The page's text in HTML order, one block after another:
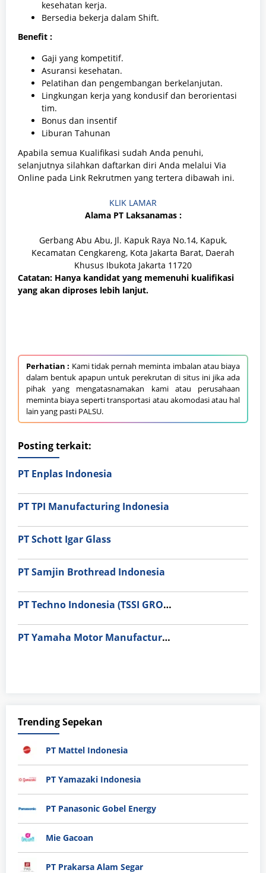
kesehatan kerja.
Bersedia bekerja dalam Shift.
Benefit :
Gaji yang kompetitif.
Asuransi kesehatan.
Pelatihan dan pengembangan berkelanjutan.
Lingkungan kerja yang kondusif dan berorientasi
tim.
Bonus dan insentif
Liburan Tahunan
Apabila semua Kualifikasi sudah Anda penuhi,
selanjutnya silahkan daftarkan diri Anda melalui Via
Online pada Link Rekrutmen yang tertera dibawah ini.
KLIK LAMAR
Alama PT Laksanamas :
Gerbang Abu Abu, Jl. Kapuk Raya No.14, Kapuk,
Kecamatan Cengkareng, Kota Jakarta Barat, Daerah
Khusus Ibukota Jakarta 11720
Catatan: Hanya kandidat yang memenuhi kualifikasi
yang akan diproses lebih lanjut.
Perhatian : Kami tidak pernah meminta imbalan atau biaya
dalam bentuk apapun untuk perekrutan di situs ini jika ada
pihak yang mengatasnamakan kami atau perusahaan
meminta biaya seperti transportasi atau akomodasi atau hal
lain yang pasti PALSU.
Posting terkait:
PT Enplas Indonesia
PT TPI Manufacturing Indonesia
PT Schott Igar Glass
PT Samjin Brothread Indonesia
PT Techno Indonesia (TSSI GROUP)
PT Yamaha Motor Manufacturing
Trending Sepekan
PT Mattel Indonesia
PT Yamazaki Indonesia
PT Panasonic Gobel Energy
Mie Gacoan
PT Prakarsa Alam Segar